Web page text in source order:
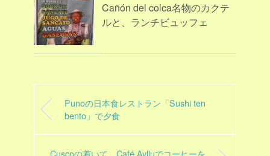
Cañón del colca名物のカクテ
ルと、ランチビュッフェ
Punoの日本食レストラン「Sushi ten
bento」で夕食
Cuscoの着いて、Café Aylluでコーヒーを